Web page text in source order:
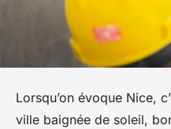
Lorsqu’on évoque Nice,
ville baignée de soleil,